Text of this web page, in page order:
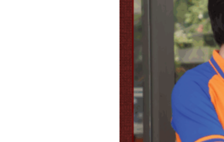
dàng phối cùng quần